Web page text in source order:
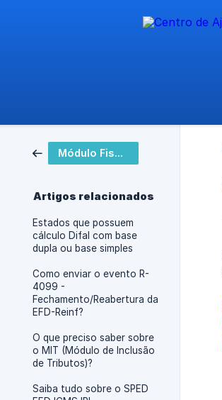
Módulo Fiscal
Artigos relacionados
Estados que possuem
cálculo Difal com base
dupla ou base simples
Como enviar o evento R-
4099 -
Fechamento/Reabertura da
EFD-Reinf?
O que preciso saber sobre
o MIT (Módulo de Inclusão
de Tributos)?
Saiba tudo sobre o SPED